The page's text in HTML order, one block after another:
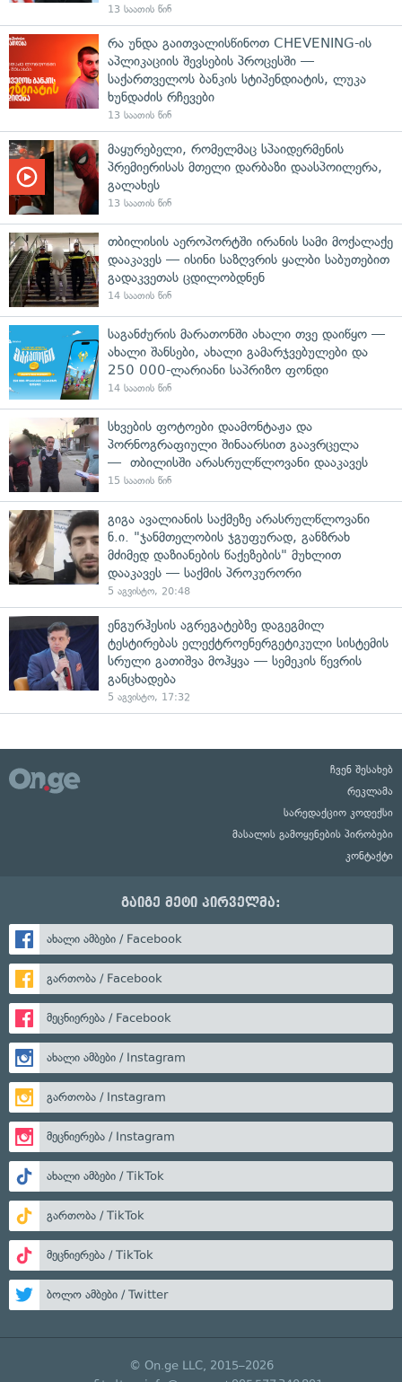
13 საათის წინ
რა უნდა გაითვალისწინოთ CHEVENING-ის
აპლიკაციის შევსების პროცესში —
საქართველოს ბანკის სტიპენდიატის, ლუკა
ხუნდაძის რჩევები
13 საათის წინ
მაყურებელი, რომელმაც სპაიდერმენის
პრემიერისას მთელი დარბაზი დაასპოილერა,
გალახეს
13 საათის წინ
თბილისის აეროპორტში ირანის სამი მოქალაქე
დააკავეს — ისინი საზღვრის ყალბი საბუთებით
გადაკვეთას ცდილობდნენ
14 საათის წინ
საგანძურის მარათონში ახალი თვე დაიწყო —
ახალი შანსები, ახალი გამარჯვებულები და
250 000-ლარიანი საპრიზო ფონდი
14 საათის წინ
სხვების ფოტოები დაამონტაჟა და
პორნოგრაფიული შინაარსით გაავრცელა
— თბილისში არასრულწლოვანი დააკავეს
15 საათის წინ
გიგა ავალიანის საქმეზე არასრულწლოვანი
ნ.ი. "ჯანმთელობის ჯგუფურად, განზრახ
მძიმედ დაზიანების წაქეზების" მუხლით
დააკავეს — საქმის პროკურორი
5 აგვისტო, 20:48
ენგურჰესის აგრეგატებზე დაგეგმილ
ტესტირებას ელექტროენერგეტიკული სისტემის
სრული გათიშვა მოჰყვა — სემეკის წევრის
განცხადება
5 აგვისტო, 17:32
ჩვენ შესახებ
რეკლამა
სარედაქციო კოდექსი
მასალის გამოყენების პირობები
კონტაქტი
გაიგე მეტი პირველმა:
ახალი ამბები / Facebook
გართობა / Facebook
მეცნიერება / Facebook
ახალი ამბები / Instagram
გართობა / Instagram
მეცნიერება / Instagram
ახალი ამბები / TikTok
გართობა / TikTok
მეცნიერება / TikTok
ბოლო ამბები / Twitter
© On.ge LLC, 2015–2026